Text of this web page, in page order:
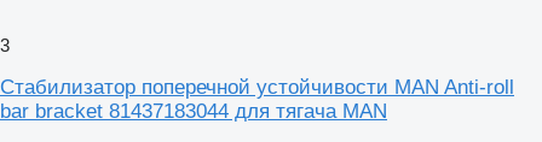
3
Стабилизатор поперечной устойчивости MAN Anti-roll
bar bracket 81437183044 для тягача MAN